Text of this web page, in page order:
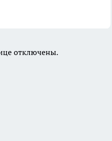
отключены.